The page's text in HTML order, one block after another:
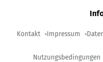
Kontakt Impressum
Nutzungsbedingungen